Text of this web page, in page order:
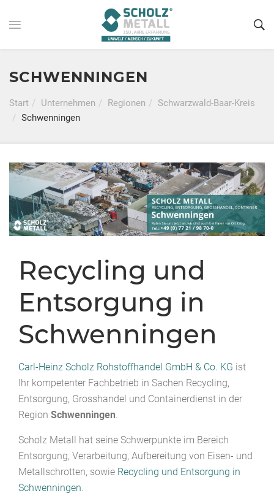
SCHWENNINGEN
Start Unternehmen Regionen
Schwarzwald-Baar-Kreis
Schwenningen
Recycling und
Entsorgung in
Schwenningen
Carl-Heinz Scholz Rohstoffhandel GmbH & Co. KG ist
Ihr kompetenter Fachbetrieb in Sachen Recycling,
Entsorgung, Grosshandel und Containerdienst in der
Region Schwenningen.
Scholz Metall hat seine Schwerpunkte im Bereich
Entsorgung, Verarbeitung, Aufbereitung von Eisen- und
Metallschrotten, sowie Recycling und Entsorgung in
Schwenningen.